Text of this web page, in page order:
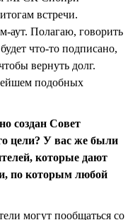
встречи.
аут. Полагаю, говорить
что-то подписано,
вернуть долг.
подобных
создан Совет
цели? У вас же были
которые дают
по которым любой
могут пообщаться со